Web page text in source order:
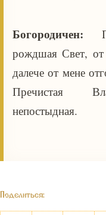
Богородичен:
рождшая Свет, от
далече от мене
Пречистая
непостыдная.
Поделиться: